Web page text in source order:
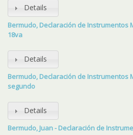
Details
Bermudo, Declaración de Instrumentos
18va
Details
Bermudo, Declaración de Instrumentos
segundo
Details
Bermudo, Juan - Declaración de